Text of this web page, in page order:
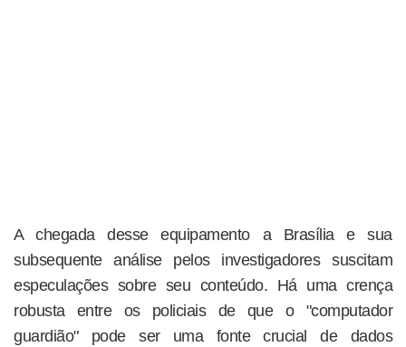
A chegada desse equipamento a Brasília e sua
subsequente análise pelos investigadores suscitam
especulações sobre seu conteúdo. Há uma crença
robusta entre os policiais de que o "computador
guardião" pode ser uma fonte crucial de dados